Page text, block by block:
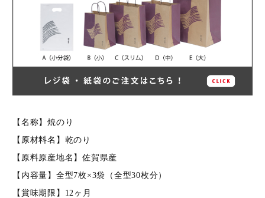
キーワード（商品名）
商品番号
【名称】焼のり
【原材料名】乾のり
【原料原産地名】佐賀県産
【内容量】全型7枚×3袋（全型30枚分）
【賞味期限】12ヶ月